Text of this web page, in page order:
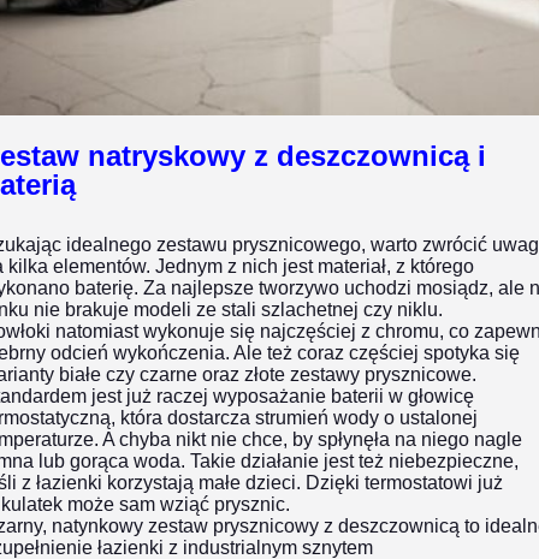
natryskowy z deszczownicą i
idealnego zestawu prysznicowego, warto zwrócić
kilka elementów. Jednym z nich jest materiał, z którego
baterię. Za najlepsze tworzywo uchodzi mosiądz, ale
nie brakuje modeli ze stali szlachetnej czy niklu.
natomiast wykonuje się najczęściej z chromu, co
odcień wykończenia. Ale też coraz częściej spotyka się
białe czy czarne oraz złote zestawy prysznicowe.
jest już raczej wyposażanie baterii w głowicę
która dostarcza strumień wody o ustalonej
A chyba nikt nie chce, by spłynęła na niego nagle
lub gorąca woda. Takie działanie jest też niebezpieczne,
z łazienki korzystają małe dzieci. Dzięki termostatowi już
może sam wziąć prysznic.
natynkowy zestaw prysznicowy z deszczownicą to
łazienki z industrialnym sznytem